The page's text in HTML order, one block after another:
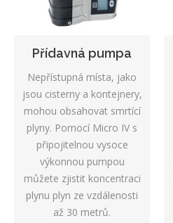
Přídavná pumpa
Nepřístupná místa, jako
jsou cisterny a kontejnery,
mohou obsahovat smrtící
plyny. Pomocí Micro IV s
připojitelnou vysoce
výkonnou pumpou
můžete zjistit koncentraci
plynu plyn ze vzdálenosti
až 30 metrů.